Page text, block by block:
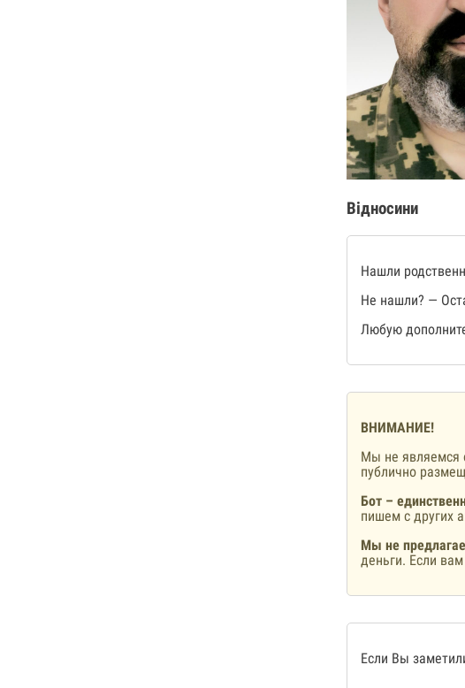
Відносини
Нашли
Не нашли? —
Любую
ВНИМАНИЕ!
Мы не являемся
публично
Бот –
пишем с других
Мы не
деньги. Если
Если Вы